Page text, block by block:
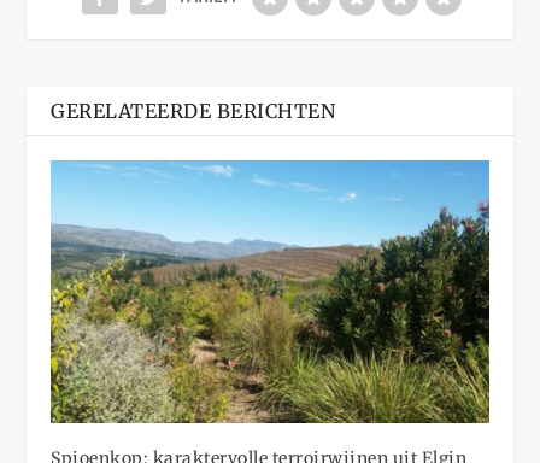
GERELATEERDE BERICHTEN
Spioenkop: karaktervolle terroirwijnen uit Elgin